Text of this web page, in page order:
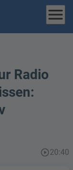
menu
Radio
play_circle_outline20:40